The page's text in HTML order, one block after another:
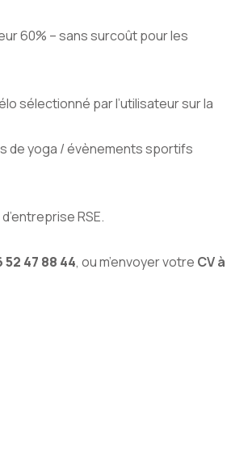
60% – sans surcoût pour les
sélectionné par l’utilisateur sur la
de yoga / évènements sportifs
RSE.
52 47 88 44, ou m’envoyer votre CV à